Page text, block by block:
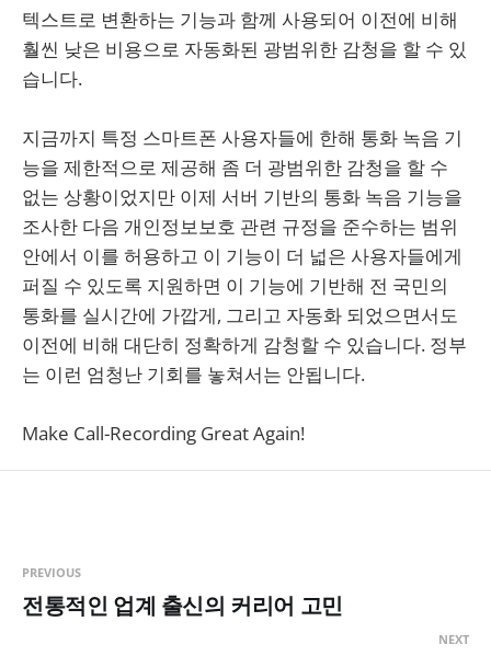
텍스트로 변환하는 기능과 함께 사용되어 이전에 비해
훨씬 낮은 비용으로 자동화된 광범위한 감청을 할 수 있
습니다.
지금까지 특정 스마트폰 사용자들에 한해 통화 녹음 기
능을 제한적으로 제공해 좀 더 광범위한 감청을 할 수
없는 상황이었지만 이제 서버 기반의 통화 녹음 기능을
조사한 다음 개인정보보호 관련 규정을 준수하는 범위
안에서 이를 허용하고 이 기능이 더 넓은 사용자들에게
퍼질 수 있도록 지원하면 이 기능에 기반해 전 국민의
통화를 실시간에 가깝게, 그리고 자동화 되었으면서도
이전에 비해 대단히 정확하게 감청할 수 있습니다. 정부
는 이런 엄청난 기회를 놓쳐서는 안됩니다.
Make Call-Recording Great Again!
PREVIOUS
전통적인 업계 출신의 커리어 고민
NEXT